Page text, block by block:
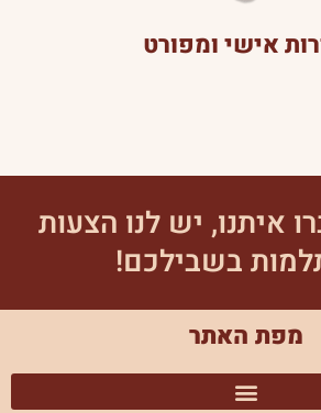
אישי ומפורט
איתנו, יש לנו הצעות
בשבילכם!
מפת האתר